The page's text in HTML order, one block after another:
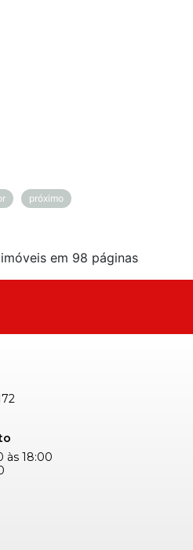
próximo
em 98 páginas
às 18:00